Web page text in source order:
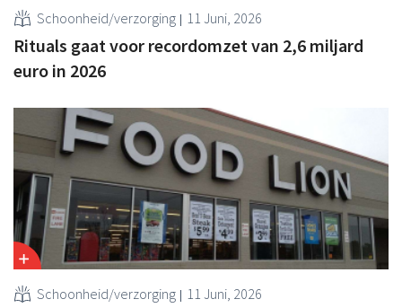
Schoonheid/verzorging 11 Juni, 2026
Rituals gaat voor recordomzet van 2,6 miljard
euro in 2026
Schoonheid/verzorging 11 Juni, 2026